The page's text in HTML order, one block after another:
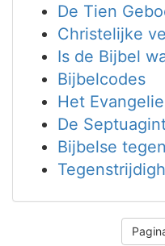
De Tien
Christelijke
Is de Bijbel
Bijbelcodes
Het
De
Bijbelse